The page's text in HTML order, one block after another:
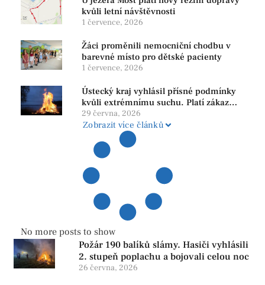
kvůli letní návštěvnosti
1 července, 2026
Žáci proměnili nemocniční chodbu v
barevné místo pro dětské pacienty
1 července, 2026
Ústecký kraj vyhlásil přísné podmínky
kvůli extrémnímu suchu. Platí zákaz
ohňů i pyrotechniky
29 června, 2026
Zobrazit více článků
No more posts to show
Požár 190 balíků slámy. Hasiči vyhlásili
2. stupeň poplachu a bojovali celou noc
26 června, 2026